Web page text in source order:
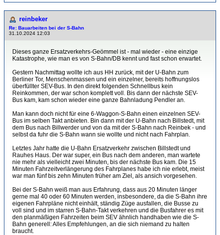
reinbeker
Re: Bauarbeiten bei der S-Bahn
31.10.2024 12:03
Dieses ganze Ersatzverkehrs-Geömmel ist - mal wieder - eine einzige
Katastrophe, wie man es von S-Bahn/DB kennt und fast schon erwartet.
Gestern Nachmittag wollte ich aus HH zurück, mit der U-Bahn zum
Berliner Tor, Menschenmassen und ein einzelner, bereits hoffnungslos
überfüllter SEV-Bus. In den direkt folgenden Schnellbus kein
Reinkommen, der war schon komplett voll. Bis dann der nächste SEV-
Bus kam, kam schon wieder eine ganze Bahnladung Pendler an.
Man kann doch nicht für eine 6-Waggon-S-Bahn einen einzelnen SEV-
Bus im selben Takt anbieten. Bin dann mit der U-Bahn nach Billstedt, mit
dem Bus nach Billwerder und von da mit der S-Bahn nach Reinbek - und
selbst da fuhr die S-Bahn wann sie wollte und nicht nach Fahrplan.
Letztes Jahr hatte die U-Bahn Ersatzverkehr zwischen Billstedt und
Rauhes Haus. Der war super, ein Bus nach dem anderen, man wartete
nie mehr als vielleicht zwei Minuten, bis der nächste Bus kam. Die 15
Minuten Fahrzeitverlängerung des Fahrplanes habe ich nie erlebt, meist
war man fünf bis zehn Minuten früher am Ziel, als ansich vorgesehen.
Bei der S-Bahn weiß man aus Erfahrung, dass aus 20 Minuten länger
gerne mal 40 oder 60 Minuten werden, insbesondere, da die S-Bahn ihre
eigenen Fahrpläne nicht einhält, ständig Züge ausfallen, die Busse zu
voll sind und im starren S-Bahn-Takt verkehren und die Busfahrer es mit
den planmäßigen Fahrzeiten beim SEV ähnlich handhaben wie die S-
Bahn generell: Alles Empfehlungen, an die sich niemand zu halten
braucht.